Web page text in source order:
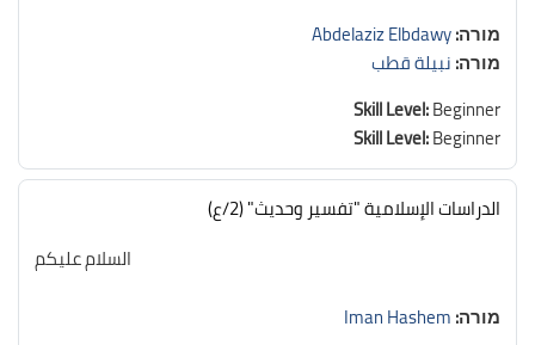
מורה:Abdelaziz Elbdawy
מורה:نبيلة قطب
Skill Level:Beginner
Skill Level:Beginner
الدراسات الإسلامية "تفسير وحديث" (2/ع)
السلام عليكم
מורה:Iman Hashem